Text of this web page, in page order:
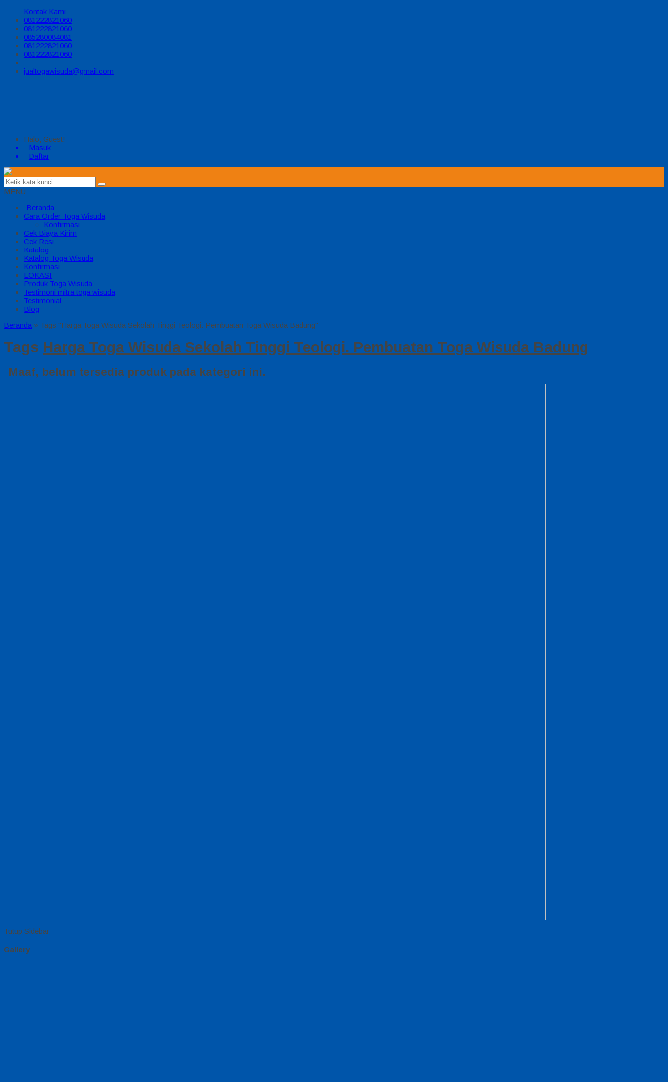
Kontak Kami
081222821060
081222821060
085280084081
081222821060
081222821060
jualtogawisuda@gmail.com
Halo, Guest!
Masuk
Daftar
MENU
Beranda
Cara Order Toga Wisuda
Konfirmasi
Cek Biaya Kirim
Cek Resi
Katalog
Katalog Toga Wisuda
Konfirmasi
LOKASI
Produk Toga Wisuda
Testimoni mitra toga wisuda
Testimonial
Blog
Beranda » Tags "Harga Toga Wisuda Sekolah Tinggi Teologi. Pembuatan Toga Wisuda Badung"
Tags Harga Toga Wisuda Sekolah Tinggi Teologi. Pembuatan Toga Wisuda Badung
Maaf, belum tersedia produk pada kategori ini.
Tutup Sidebar
Gallery